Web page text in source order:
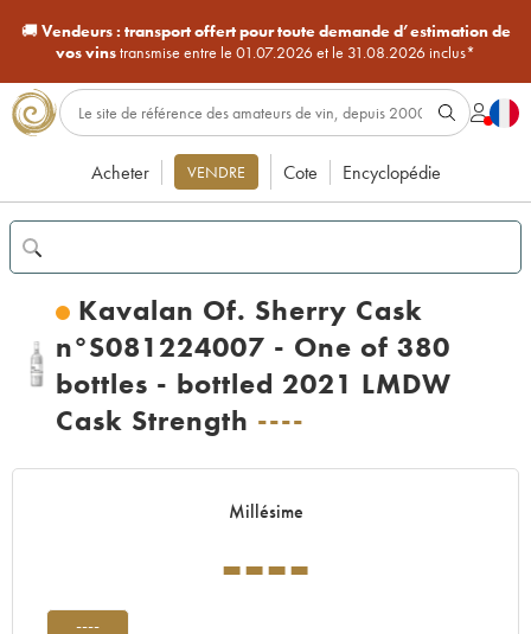
🚚Vendeurs : transport offert pour toute demande d’estimation de
vos vinstransmise entre le 01.07.2026 et le 31.08.2026 inclus*
Acheter VENDRE Cote Encyclopédie
Kavalan Of. Sherry Cask
n°S081224007 - One of 380
bottles - bottled 2021 LMDW
Cask Strength ----
Millésime
----
----